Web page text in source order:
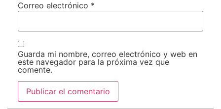
Correo electrónico *
Guarda mi nombre, correo electrónico y web en
este navegador para la próxima vez que
comente.